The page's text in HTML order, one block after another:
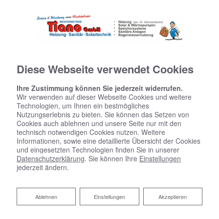
Ihr Bad aus einer Hand​ von Tiano
Heizung-Sanitär GmbH
Alles drin, alles gut
Schlüsselfertiges Bauen kennen Sie? Wir bieten Ihnen
genau das für die Badmodernisierung – Ihr
Diese Webseite verwendet Cookies
Ihre Zustimmung können Sie jederzeit widerrufen.
Wir verwenden auf dieser Webseite Cookies und weitere
Technologien, um Ihnen ein bestmögliches
Nutzungserlebnis zu bieten. Sie können das Setzen von
Cookies auch ablehnen und unsere Seite nur mit den
technisch notwendigen Cookies nutzen. Weitere
Informationen, sowie eine detaillierte Übersicht der Cookies
und eingesetzten Technologien finden Sie in unserer
Datenschutzerklärung. Sie können Ihre Einstellungen
jederzeit ändern.
Akzeptieren
Einstellungen
Ablehnen
Ablehnen